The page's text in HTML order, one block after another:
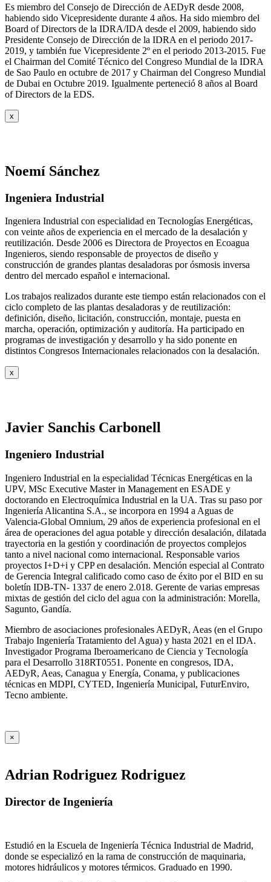
Es miembro del Consejo de Dirección de AEDyR desde 2008,
habiendo sido Vicepresidente durante 4 años. Ha sido miembro del
Board of Directors de la IDRA/IDA desde el 2009, habiendo sido
Presidente Consejo de Dirección de la IDRA en el periodo 2017-
2019, y también fue Vicepresidente 2º en el periodo 2013-2015. Fue
el Chairman del Comité Técnico del Congreso Mundial de la IDRA
de Sao Paulo en octubre de 2017 y Chairman del Congreso Mundial
de Dubai en Octubre 2019. Igualmente perteneció 8 años al Board
of Directors de la EDS.
x
Noemí Sánchez
Ingeniera Industrial
Ingeniera Industrial con especialidad en Tecnologías Energéticas,
con veinte años de experiencia en el mercado de la desalación y
reutilización. Desde 2006 es Directora de Proyectos en Ecoagua
Ingenieros, siendo responsable de proyectos de diseño y
construcción de grandes plantas desaladoras por ósmosis inversa
dentro del mercado español e internacional.
Los trabajos realizados durante este tiempo están relacionados con el
ciclo completo de las plantas desaladoras y de reutilización:
definición, diseño, licitación, construcción, montaje, puesta en
marcha, operación, optimización y auditoría. Ha participado en
programas de investigación y desarrollo y ha sido ponente en
distintos Congresos Internacionales relacionados con la desalación.
x
Javier Sanchis Carbonell
Ingeniero Industrial
Ingeniero Industrial en la especialidad Técnicas Energéticas en la
UPV, MSc Executive Master in Management en ESADE y
doctorando en Electroquímica Industrial en la UA. Tras su paso por
Ingeniería Alicantina S.A., se incorpora en 1994 a Aguas de
Valencia-Global Omnium, 29 años de experiencia profesional en el
área de operaciones del agua potable y dirección desalación, dilatada
trayectoria en la gestión y coordinación de proyectos complejos
tanto a nivel nacional como internacional. Responsable varios
proyectos I+D+i y CPP en desalación. Mención especial al Contrato
de Gerencia Integral calificado como caso de éxito por el BID en su
boletín IDB-TN- 1337 de enero 2.018. Gerente de varias empresas
mixtas de gestión del ciclo del agua con la administración: Morella,
Sagunto, Gandía.
Miembro de asociaciones profesionales AEDyR, Aeas (en el Grupo
Trabajo Ingeniería Tratamiento del Agua) y hasta 2021 en el IDA.
Investigador Programa Iberoamericano de Ciencia y Tecnología
para el Desarrollo 318RT0551. Ponente en congresos, IDA,
AEDyR, Aeas, Canagua y Energía, Conama, y publicaciones
técnicas en MDPI, CYTED, Ingeniería Municipal, FuturEnviro,
Tecno ambiente.
×
Adrian Rodriguez Rodriguez
Director de Ingeniería
Estudió en la Escuela de Ingeniería Técnica Industrial de Madrid,
donde se especializó en la rama de construcción de maquinaria,
motores hidráulicos y motores térmicos. Graduado en 1990.